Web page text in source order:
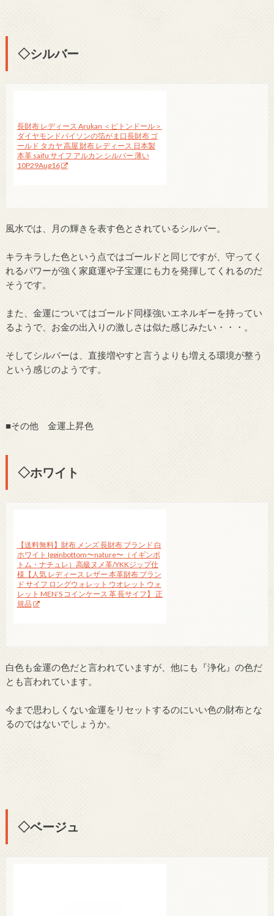
◇シルバー
長財布 レディース Arukan ＜ピトンドール＞
ダイヤモンドパイソンの箔がま口長財布 ゴ
ールド タカヤ 高屋 財布 レディース 日本製
本革 saifu サイフ アルカン シルバー 薄い
10P29Aug16
風水では、月の輝きを表す色とされているシルバー。
キラキラした色という点ではゴールドと同じですが、守ってく
れるパワーが強く家庭運や子宝運にも力を発揮してくれるのだ
そうです。
また、金運についてはゴールド同様強いエネルギーを持ってい
るようで、お金の出入りの激しさは似た感じみたい・・・。
そしてシルバーは、直接増やすと言うよりも増える環境が整う
という感じのようです。
■その他 金運上昇色
◇ホワイト
【送料無料】財布 メンズ 長財布 ブランド 白
ホワイト Igginbottom〜nature〜（イギンボ
トム・ナチュレ）高級ヌメ革/YKKジップ仕
様【人気 レディース レザー 本革財布 ブラン
ド サイフ ロングウォレット ウオレット ウォ
レット MEN’S コインケース 革 長サイフ】 正
規品
白色も金運の色だと言われていますが、他にも『浄化』の色だ
とも言われています。
今まで思わしくない金運をリセットするのにいい色の財布とな
るのではないでしょうか。
◇ベージュ